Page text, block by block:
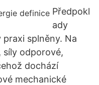
Předpokl
ady
splněny. Na
síly odporové,
dochází
mechanické